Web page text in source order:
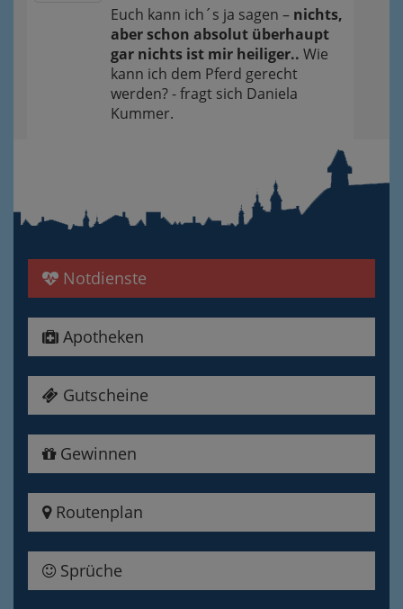
Euch kann ich´s ja sagen – nichts,
aber schon absolut überhaupt
gar nichts ist mir heiliger.. Wie
kann ich dem Pferd gerecht
werden? - fragt sich Daniela
Kummer.
Notdienste
Apotheken
Gutscheine
Gewinnen
Routenplan
Sprüche